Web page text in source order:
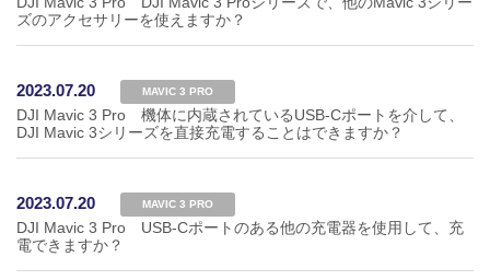
ズのアクセサリーを使えますか？
2023.07.20 MAVIC 3 PRO
DJI Mavic 3 Pro 機体に内蔵されているUSB-Cポートを介して、
DJI Mavic 3シリーズを直接充電することはできますか？
2023.07.20 MAVIC 3 PRO
DJI Mavic 3 Pro USB-Cポートのある他の充電器を使用して、充
電できますか？